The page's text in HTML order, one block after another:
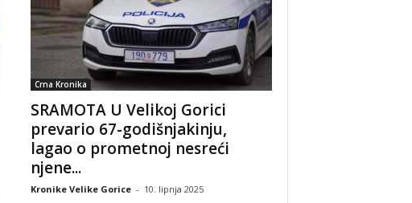
Crna Kronika
SRAMOTA U Velikoj Gorici
prevario 67-godišnjakinju,
lagao o prometnoj nesreći
njene...
Kronike Velike Gorice - 10. lipnja 2025